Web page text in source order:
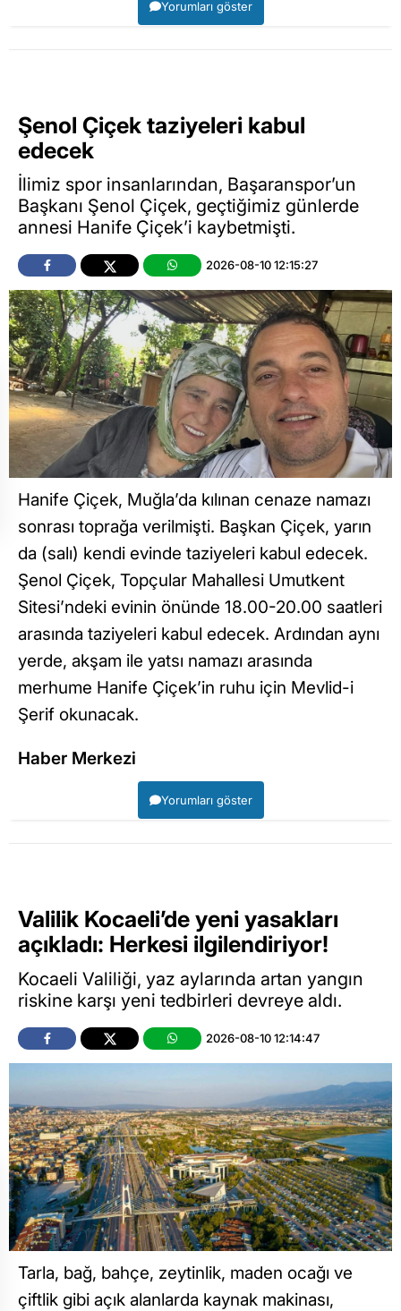
Yorumları göster
Şenol Çiçek taziyeleri kabul
edecek
İlimiz spor insanlarından, Başaranspor’un
Başkanı Şenol Çiçek, geçtiğimiz günlerde
annesi Hanife Çiçek’i kaybetmişti.
2026-08-10 12:15:27
Hanife Çiçek, Muğla’da kılınan cenaze namazı
sonrası toprağa verilmişti. Başkan Çiçek, yarın
da (salı) kendi evinde taziyeleri kabul edecek.
Şenol Çiçek, Topçular Mahallesi Umutkent
Sitesi’ndeki evinin önünde 18.00-20.00 saatleri
arasında taziyeleri kabul edecek. Ardından aynı
yerde, akşam ile yatsı namazı arasında
merhume Hanife Çiçek’in ruhu için Mevlid-i
Şerif okunacak.
Haber Merkezi
Yorumları göster
Valilik Kocaeli’de yeni yasakları
açıkladı: Herkesi ilgilendiriyor!
Kocaeli Valiliği, yaz aylarında artan yangın
riskine karşı yeni tedbirleri devreye aldı.
2026-08-10 12:14:47
Tarla, bağ, bahçe, zeytinlik, maden ocağı ve
çiftlik gibi açık alanlarda kaynak makinası,